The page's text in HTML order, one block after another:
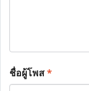
ชื่อผู้โพส*